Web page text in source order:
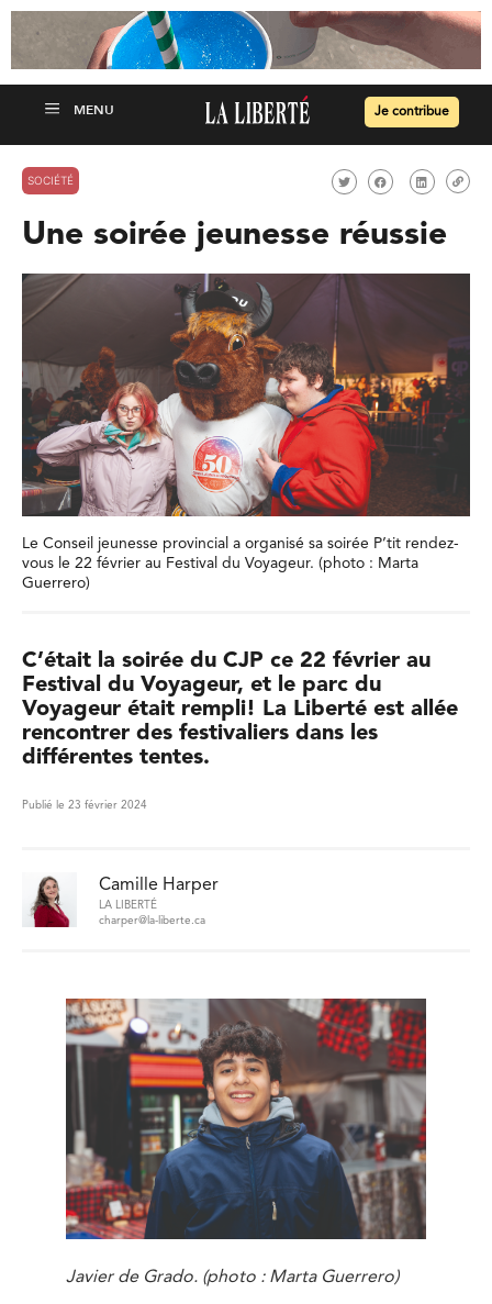
Je contribue
SOCIÉTÉ
Une soirée jeunesse réussie
Le Conseil jeunesse provincial a organisé sa soirée P’tit rendez-
vous le 22 février au Festival du Voyageur. (photo : Marta
Guerrero)
C’était la soirée du CJP ce 22 février au
Festival du Voyageur, et le parc du
Voyageur était rempli! La Liberté est allée
rencontrer des festivaliers dans les
différentes tentes.
Publié le 23 février 2024
Camille Harper
LA LIBERTÉ
charper@la-liberte.ca
Javier de Grado. (photo : Marta Guerrero)